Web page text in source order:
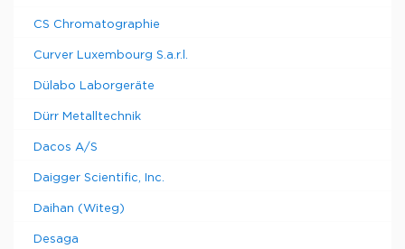
CS Chromatographie
Curver Luxembourg S.a.r.l.
Dülabo Laborgeräte
Dürr Metalltechnik
Dacos A/S
Daigger Scientific, Inc.
Daihan (Witeg)
Desaga